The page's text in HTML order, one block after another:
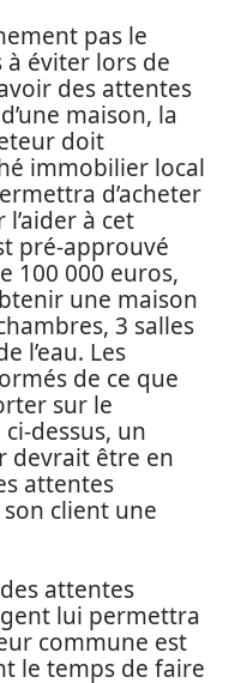
pas le
à éviter lors de
des attentes
maison, la
doit
immobilier local
d’acheter
à cet
pré-approuvé
100 000 euros,
une maison
3 salles
l’eau. Les
de ce que
sur le
dessus, un
devrait être en
attentes
client une
attentes
lui permettra
commune est
le temps de faire